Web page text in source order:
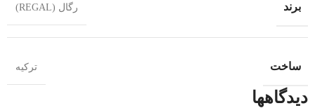
برند رگال (REGAL)
ساخت ترکیه
دیدگاهها